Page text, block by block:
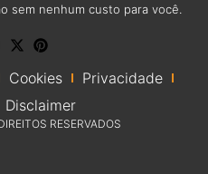
sem nenhum custo para você.
Cookies
Privacidade
Disclaimer
RESERVADOS